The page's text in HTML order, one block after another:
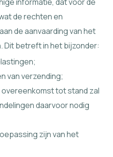
de rechten en
de aanvaarding van het
Dit betreft in het bijzonder:
van verzending;
tot stand zal
daarvoor nodig
zijn van het